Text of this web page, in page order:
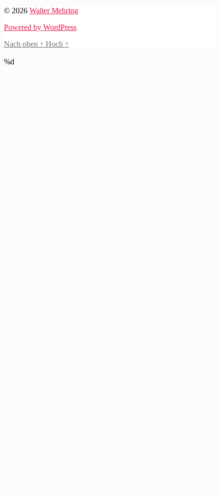
© 2026 Walter Mehring
Powered by WordPress
Nach oben ↑ Hoch ↑
%d